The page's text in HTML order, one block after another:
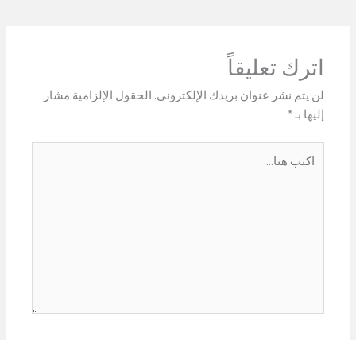
اترك تعليقاً
لن يتم نشر عنوان بريدك الإلكتروني. الحقول الإلزامية مشار
إليها بـ *
هنا...